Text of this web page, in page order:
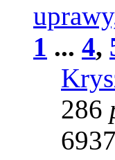
1 ... 4,
286